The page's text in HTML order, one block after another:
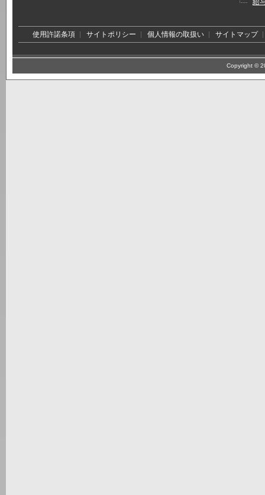
給
使用許諾条項 サイトポリシー 個人情報の取扱い サイトマップ
Copyright ©